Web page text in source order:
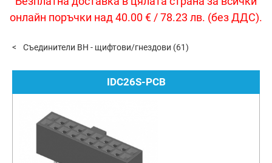
онлайн поръчки над 40.00 € / 78.23 лв. (без ДДС).
Съединители BH - щифтови/гнездови (61)
IDC26S-PCB